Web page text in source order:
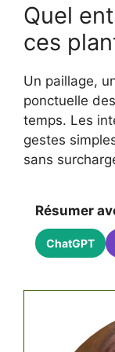
Quel
ces
Un paillage,
ponctuelle
temps. Les
gestes
sans
Résumer
ChatGPT